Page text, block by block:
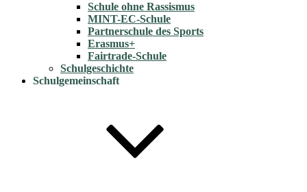
Schule ohne Rassismus
MINT-EC-Schule
Partnerschule des Sports
Erasmus+
Fairtrade-Schule
Schulgeschichte
Schulgemeinschaft